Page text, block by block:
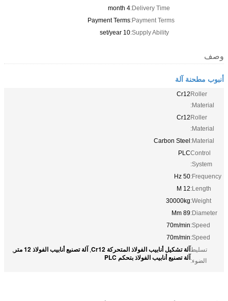
Delivery Time:
4 month
Payment Terms:
Payment Terms
Supply Ability:
10 set/year
وصف
أنبوب مطحنة آلة
Roller
Material:
Cr12
Roller
Material:
Cr12
Material:
Carbon Steel
Control
System:
PLC
Frequency:
50 Hz
Length:
12 M
Weight:
30000kg
Diameter:
89 Mm
Speed:
70m/min
Speed:
70m/min
تسليط
الضوء:
آلة تشكيل أنابيب الفولاذ المتحركة Cr12 , آلة تصنيع أنابيب الفولاذ 12 متر ,
آلة تصنيع أنابيب الفولاذ بتحكم PLC